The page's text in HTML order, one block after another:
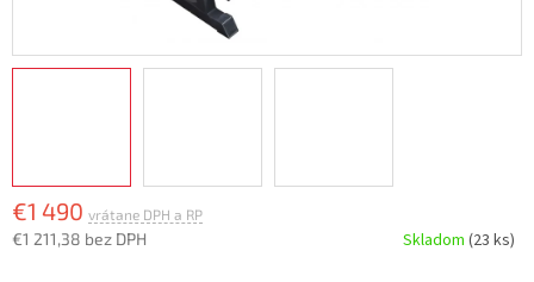
€1 490
€1 211,38 bez DPH
Skladom(23 ks)